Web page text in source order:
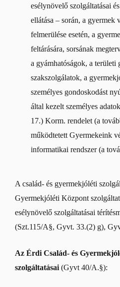
esélynövelő szolgáltatásai
ellátása – során, a gyermek
felmerülése esetén, a
feltárására, sorsának
a gyámhatóságok, a területi
szakszolgálatok, a
személyes gondoskodást
által kezelt személyes
17.) Korm. rendelet (a
működtetett Gyermekeink
informatikai rendszer (a
A család- és gyermekjóléti
Gyermekjóléti Központ
esélynövelő szolgáltatásai
(Szt.115/A§, Gyvt. 33.(2) g),
Az Érdi Család- és
szolgáltatásai (Gyvt 40/A.§):